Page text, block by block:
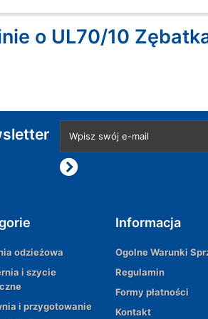
o UL70/10
odzieżowa
i szycie
i przygotowanie
Informacja
Ogolne Warunki
Regulamin
Formy płatności
Kontakt